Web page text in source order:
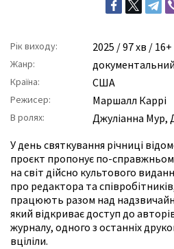
Рік виходу: 2025 / 97 хв / 16+
Жанр: документальний
Країна: США
Режисер: Маршалл Каррі
В ролях: Джуліанна Мур,
У день святкування річниці
проєкт пропонує по-
на світ дійсно культового
про редактора та
працюють разом над
який відкриває доступ до
журналу, одного з останніх
вціліли.